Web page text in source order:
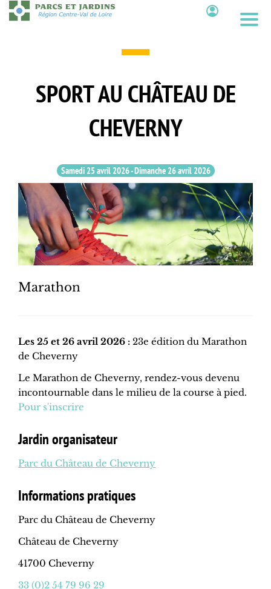
Aller
au
SPORT AU CHÂTEAU DE
CHEVERNY
Samedi 25 avril 2026-Dimanche 26 avril 2026
Marathon
Les 25 et 26 avril 2026 : 23e édition du Marathon
de Cheverny
Le Marathon de Cheverny, rendez-vous devenu
incontournable dans le milieu de la course à pied.
Pour s'inscrire
Jardin organisateur
Parc du Château de Cheverny
Informations pratiques
Parc du Château de Cheverny
Château de Cheverny
41700 Cheverny
33 (0)2 54 79 96 29